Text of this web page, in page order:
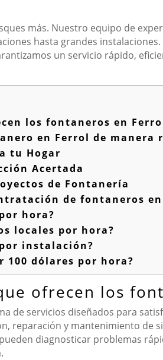
más. Nuestro equipo de
hasta grandes
un servicio rápido,
los fontaneros en
en Ferrol de manera
tu Hogar
Acertada
de Fontanería
de fontaneros
hora?
locales por hora?
instalación?
100 dólares por hora?
ofrecen los
de servicios diseñados para
reparación y mantenimiento de
diagnosticar problemas